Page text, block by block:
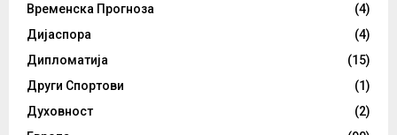
Временска Прогноза
(4)
Дијаспора
(4)
Дипломатија
(15)
Други Спортови
(1)
Духовност
(2)